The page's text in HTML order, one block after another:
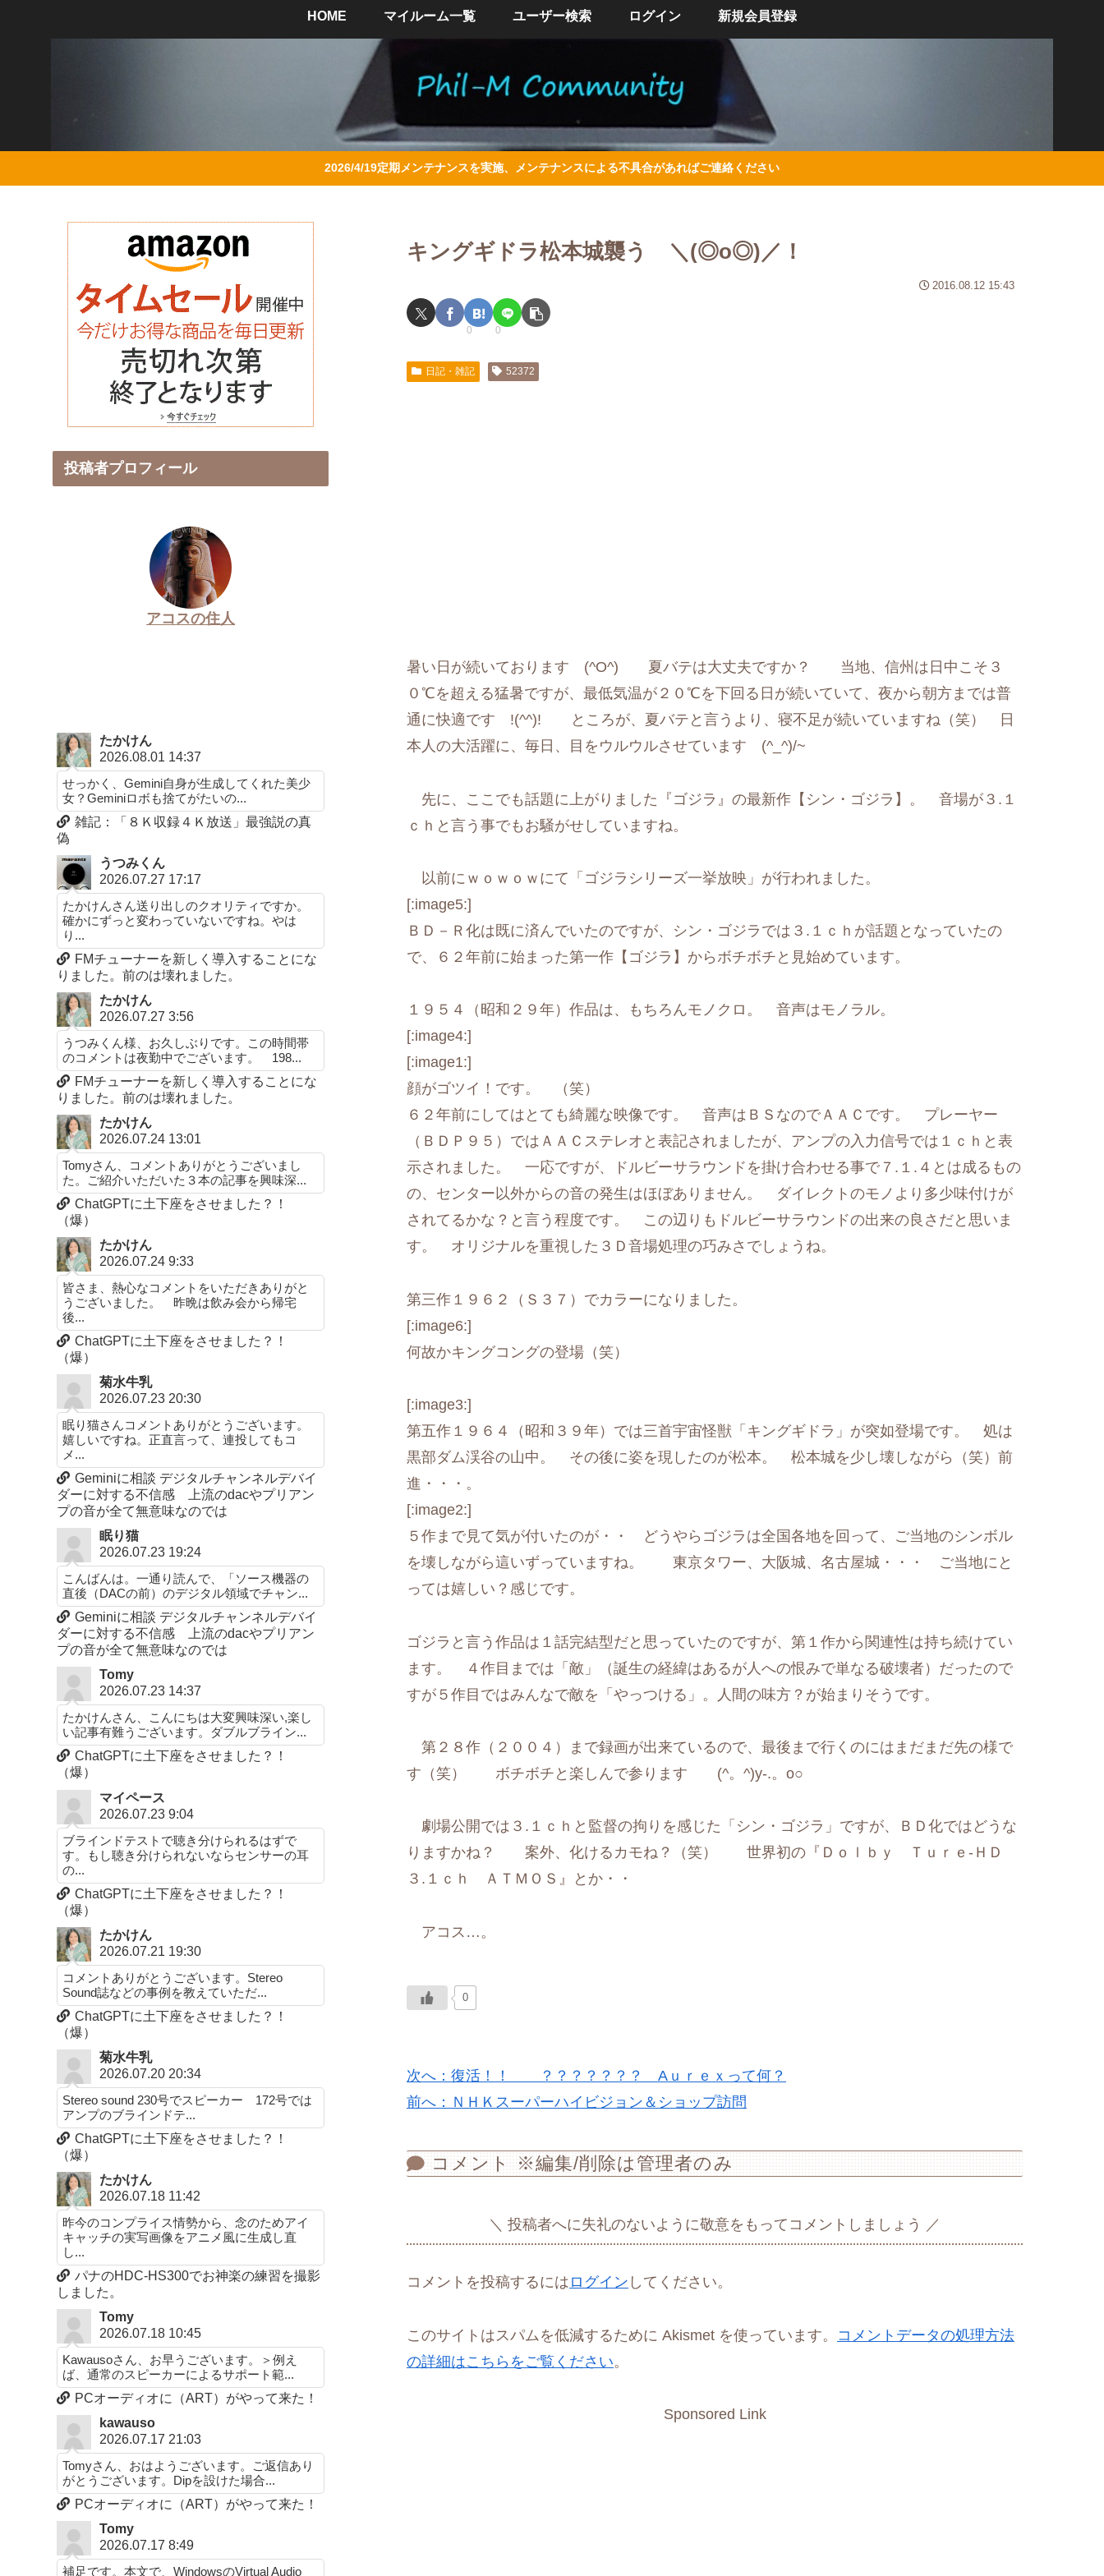
HOME マイルーム一覧 ユーザー検索 ログイン 新規会員登録
2026/4/19定期メンテナンスを実施、メンテナンスによる不具合があればご連絡ください
キングギドラ松本城襲う ＼(◎o◎)／！
2016.08.12 15:43
0 0
日記・雑記 52372
暑い日が続いております (^O^) 夏バテは大丈夫ですか？ 当地、信州は日中こそ３
０℃を超える猛暑ですが、最低気温が２０℃を下回る日が続いていて、夜から朝方までは普
通に快適です !(^^)! ところが、夏バテと言うより、寝不足が続いていますね（笑） 日
本人の大活躍に、毎日、目をウルウルさせています (^_^)/~
先に、ここでも話題に上がりました『ゴジラ』の最新作【シン・ゴジラ】。 音場が３.１
ｃｈと言う事でもお騒がせしていますね。
以前にｗｏｗｏｗにて「ゴジラシリーズ一挙放映」が行われました。
[:image5:]
ＢＤ－Ｒ化は既に済んでいたのですが、シン・ゴジラでは３.１ｃｈが話題となっていたの
で、６２年前に始まった第一作【ゴジラ】からボチボチと見始めています。
１９５４（昭和２９年）作品は、もちろんモノクロ。 音声はモノラル。
[:image4:]
[:image1:]
顔がゴツイ！です。 （笑）
６２年前にしてはとても綺麗な映像です。 音声はＢＳなのでＡＡＣです。 プレーヤー
（ＢＤＰ９５）ではＡＡＣステレオと表記されましたが、アンプの入力信号では１ｃｈと表
示されました。 一応ですが、ドルビーサラウンドを掛け合わせる事で７.１.４とは成るもの
の、センター以外からの音の発生はほぼありません。 ダイレクトのモノより多少味付けが
されてるかな？と言う程度です。 この辺りもドルビーサラウンドの出来の良さだと思いま
す。 オリジナルを重視した３Ｄ音場処理の巧みさでしょうね。
第三作１９６２（Ｓ３７）でカラーになりました。
[:image6:]
何故かキングコングの登場（笑）
[:image3:]
第五作１９６４（昭和３９年）では三首宇宙怪獣「キングギドラ」が突如登場です。 処は
黒部ダム渓谷の山中。 その後に姿を現したのが松本。 松本城を少し壊しながら（笑）前
進・・・。
[:image2:]
５作まで見て気が付いたのが・・ どうやらゴジラは全国各地を回って、ご当地のシンボル
を壊しながら這いずっていますね。 東京タワー、大阪城、名古屋城・・・ ご当地にと
っては嬉しい？感じです。
ゴジラと言う作品は１話完結型だと思っていたのですが、第１作から関連性は持ち続けてい
ます。 ４作目までは「敵」（誕生の経緯はあるが人への恨みで単なる破壊者）だったので
すが５作目ではみんなで敵を「やっつける」。人間の味方？が始まりそうです。
第２８作（２００４）まで録画が出来ているので、最後まで行くのにはまだまだ先の様で
す（笑） ボチボチと楽しんで参ります (^。^)y-.。o○
劇場公開では３.１ｃｈと監督の拘りを感じた「シン・ゴジラ」ですが、ＢＤ化ではどうな
りますかね？ 案外、化けるカモね？（笑） 世界初の『Ｄｏｌｂｙ Ｔｕｒｅ-ＨＤ
３.１ｃｈ ＡＴＭＯＳ』とか・・
アコス…。
0
次へ：復活！！ ？？？？？？？ Aｕｒｅｘって何？
前へ：ＮＨＫスーパーハイビジョン＆ショップ訪問
コメント ※編集/削除は管理者のみ
投稿者へに失礼のないように敬意をもってコメントしましょう
コメントを投稿するには ログイン してください。
このサイトはスパムを低減するために Akismet を使っています。 コメントデータの処理方法
の詳細はこちらをご覧ください。
Sponsored Link
投稿者プロフィール
アコスの住人
たかけん
2026.08.01 14:37
せっかく、Gemini自身が生成してくれた美少
女？Geminiロボも捨てがたいの...
雑記：「８Ｋ収録４Ｋ放送」最強説の真
偽
うつみくん
2026.07.27 17:17
たかけんさん送り出しのクオリティですか。
確かにずっと変わっていないですね。やは
り...
FMチューナーを新しく導入することにな
りました。前のは壊れました。
たかけん
2026.07.27 3:56
うつみくん様、お久しぶりです。この時間帯
のコメントは夜勤中でございます。 198...
FMチューナーを新しく導入することにな
りました。前のは壊れました。
たかけん
2026.07.24 13:01
Tomyさん、コメントありがとうございまし
た。ご紹介いただいた３本の記事を興味深...
ChatGPTに土下座をさせました？！
（爆）
たかけん
2026.07.24 9:33
皆さま、熱心なコメントをいただきありがと
うございました。 昨晩は飲み会から帰宅
後...
ChatGPTに土下座をさせました？！
（爆）
菊水牛乳
2026.07.23 20:30
眠り猫さんコメントありがとうございます。
嬉しいですね。正直言って、連投してもコ
メ...
Geminiに相談 デジタルチャンネルデバイ
ダーに対する不信感 上流のdacやプリアン
プの音が全て無意味なのでは
眠り猫
2026.07.23 19:24
こんばんは。一通り読んで、「ソース機器の
直後（DACの前）のデジタル領域でチャン...
Geminiに相談 デジタルチャンネルデバイ
ダーに対する不信感 上流のdacやプリアン
プの音が全て無意味なのでは
Tomy
2026.07.23 14:37
たかけんさん、こんにちは大変興味深い,楽し
い記事有難うございます。ダブルブライン...
ChatGPTに土下座をさせました？！
（爆）
マイペース
2026.07.23 9:04
ブラインドテストで聴き分けられるはずで
す。もし聴き分けられないならセンサーの耳
の...
ChatGPTに土下座をさせました？！
（爆）
たかけん
2026.07.21 19:30
コメントありがとうございます。Stereo
Sound誌などの事例を教えていただ...
ChatGPTに土下座をさせました？！
（爆）
菊水牛乳
2026.07.20 20:34
Stereo sound 230号でスピーカー 172号では
アンプのブラインドテ...
ChatGPTに土下座をさせました？！
（爆）
たかけん
2026.07.18 11:42
昨今のコンプライス情勢から、念のためアイ
キャッチの実写画像をアニメ風に生成し直
し...
パナのHDC-HS300でお神楽の練習を撮影
しました。
Tomy
2026.07.18 10:45
Kawausoさん、お早うございます。＞例え
ば、通常のスピーカーによるサポート範...
PCオーディオに（ART）がやって来た！
kawauso
2026.07.17 21:03
Tomyさん、おはようございます。ご返信あり
がとうございます。Dipを設けた場合...
PCオーディオに（ART）がやって来た！
Tomy
2026.07.17 8:49
補足です。本文で、WindowsのVirtual Audio